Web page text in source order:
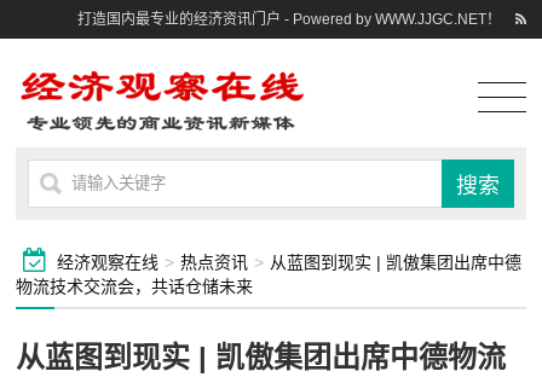
打造国内最专业的经济资讯门户 - Powered by WWW.JJGC.NET！
经济观察在线 > 热点资讯 > 从蓝图到现实 | 凯傲集团出席中德
物流技术交流会，共话仓储未来
从蓝图到现实 | 凯傲集团出席中德物流